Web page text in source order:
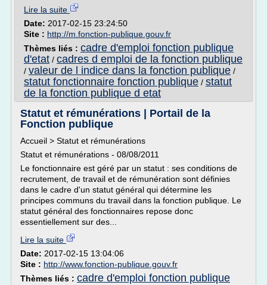
Lire la suite
Date: 2017-02-15 23:24:50
Site : http://m.fonction-publique.gouv.fr
Thèmes liés : cadre d'emploi fonction publique
d'etat / cadres d emploi de la fonction publique
/ valeur de l indice dans la fonction publique /
statut fonctionnaire fonction publique / statut
de la fonction publique d etat
Statut et rémunérations | Portail de la
Fonction publique
Accueil > Statut et rémunérations
Statut et rémunérations - 08/08/2011
Le fonctionnaire est géré par un statut : ses conditions de
recrutement, de travail et de rémunération sont définies
dans le cadre d'un statut général qui détermine les
principes communs du travail dans la fonction publique. Le
statut général des fonctionnaires repose donc
essentiellement sur des...
Lire la suite
Date: 2017-02-15 13:04:06
Site : http://www.fonction-publique.gouv.fr
Thèmes liés : cadre d'emploi fonction publique